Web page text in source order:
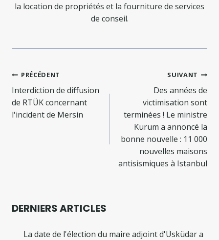
la location de propriétés et la fourniture de services
de conseil.
Navigation
de
l’article
PRÉCÉDENT
Interdiction de diffusion
de RTÜK concernant
l'incident de Mersin
SUIVANT
Des années de
victimisation sont
terminées ! Le ministre
Kurum a annoncé la
bonne nouvelle : 11 000
nouvelles maisons
antisismiques à Istanbul
DERNIERS ARTICLES
La date de l'élection du maire adjoint d'Üsküdar a